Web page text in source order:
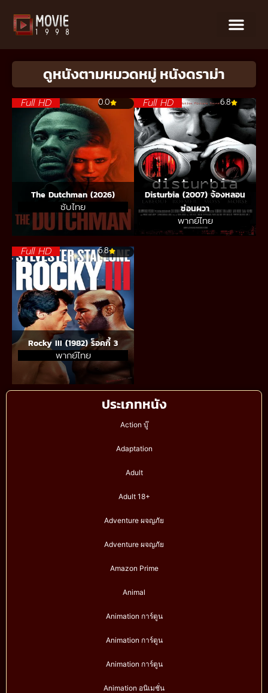
ประเภทหนัง
Action บู๊
Adaptation
Adult
Adult 18+
Adventure ผจญภัย
Adventure ผจญภัย
Amazon Prime
Animal
Animation การ์ตูน
Animation การ์ตูน
Animation การ์ตูน
Animation อนิเมชั่น
ดูหนังตามหมวดหมู่ หนังดราม่า
Full HD 0.0
The Dutchman (2026)
ซับไทย
Full HD 6.8
Disturbia (2007) จ้องหลอน
ซ่อนผวา
พากย์ไทย
Full HD 6.8
Rocky III (1982) ร็อคกี้ 3
พากย์ไทย